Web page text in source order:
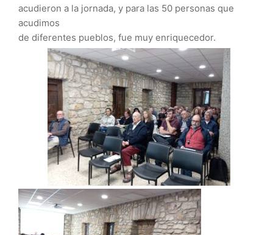
acudieron a la jornada, y para las 50 personas que
acudimos
de diferentes pueblos, fue muy enriquecedor.